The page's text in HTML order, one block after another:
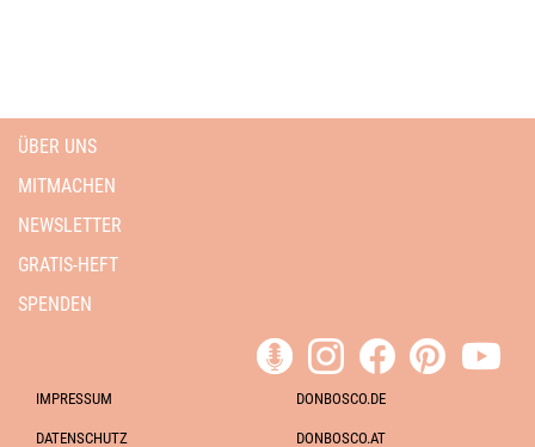
ÜBER UNS
MITMACHEN
NEWSLETTER
GRATIS-HEFT
SPENDEN
IMPRESSUM
DATENSCHUTZ
DONBOSCO.DE
DONBOSCO.AT